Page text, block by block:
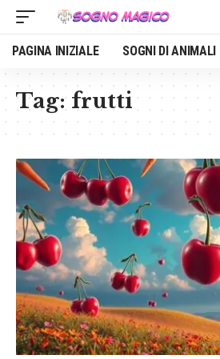
PAGINA INIZIALE SOGNI DI ANIMALI
Tag: frutti